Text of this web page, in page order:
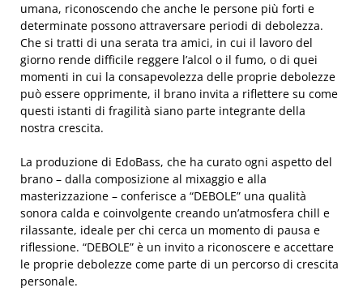
umana, riconoscendo che anche le persone più forti e
determinate possono attraversare periodi di debolezza.
Che si tratti di una serata tra amici, in cui il lavoro del
giorno rende difficile reggere l’alcol o il fumo, o di quei
momenti in cui la consapevolezza delle proprie debolezze
può essere opprimente, il brano invita a riflettere su come
questi istanti di fragilità siano parte integrante della
nostra crescita.
La produzione di EdoBass, che ha curato ogni aspetto del
brano – dalla composizione al mixaggio e alla
masterizzazione – conferisce a “DEBOLE” una qualità
sonora calda e coinvolgente creando un’atmosfera chill e
rilassante, ideale per chi cerca un momento di pausa e
riflessione. “DEBOLE” è un invito a riconoscere e accettare
le proprie debolezze come parte di un percorso di crescita
personale.